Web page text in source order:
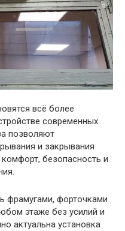
всё более
современных
позволяют
и закрывания
безопасность и
фрамугами, форточками
этаже без усилий и
актуальна установка